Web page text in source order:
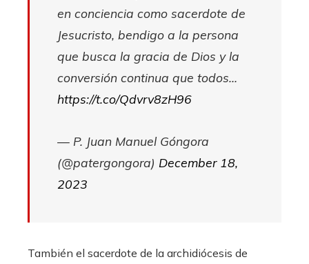
en conciencia como sacerdote de
Jesucristo, bendigo a la persona
que busca la gracia de Dios y la
conversión continua que todos…
https://t.co/Qdvrv8zH96
— P. Juan Manuel Góngora
(@patergongora) December 18,
2023
También el sacerdote de la archidiócesis de